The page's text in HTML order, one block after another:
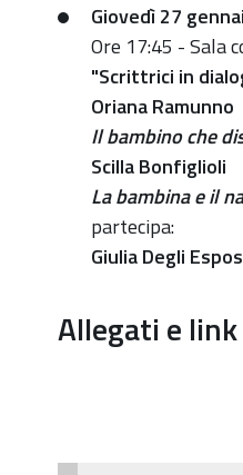
2022-
gennaio-
scrittrici-
dialogo
Giorno
della
27
dialogo"
Giovedì 27
Ore 17:45 -Sala
"Scrittrici in
Oriana Ramunno
Il bambino che
Scilla Bonfiglioli
La bambina e il
partecipa:
Giulia Degli
Allegati e